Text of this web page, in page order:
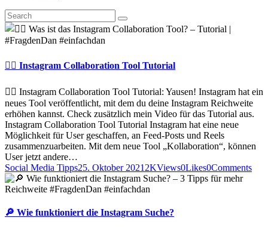
👯‍♂️ Instagram Collaboration Tool Tutorial
👯‍♂️ Instagram Collaboration Tool Tutorial: Yausen! Instagram hat ein
neues Tool veröffentlicht, mit dem du deine Instagram Reichweite
erhöhen kannst. Check zusätzlich mein Video für das Tutorial aus.
Instagram Collaboration Tool Tutorial Instagram hat eine neue
Möglichkeit für User geschaffen, an Feed-Posts und Reels
zusammenzuarbeiten. Mit dem neue Tool „Kollaboration“, können
User jetzt andere…
Social Media Tipps25. Oktober 2021 2KViews0Likes0Comments
🔎 Wie funktioniert die Instagram Suche?